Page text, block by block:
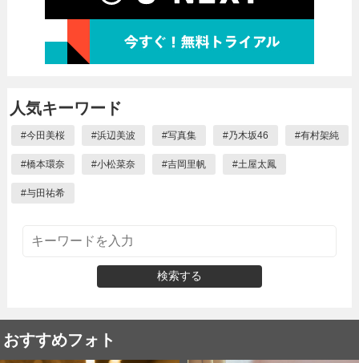
人気キーワード
#今田美桜 #浜辺美波 #写真集 #乃木坂46 #有村架純
#橋本環奈 #小松菜奈 #吉岡里帆 #土屋太鳳
#与田祐希
検索する
おすすめフォト